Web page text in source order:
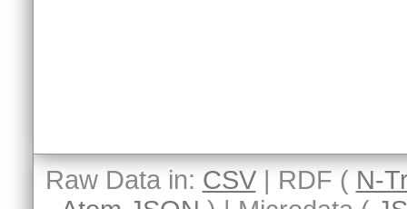
Raw Data in: CSV| RDF ( N-